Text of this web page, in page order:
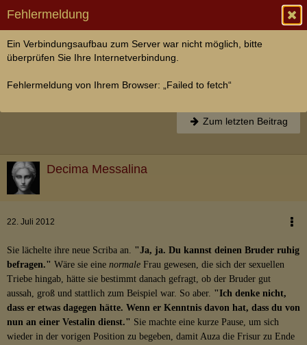
Atrium Vestae
Zum letzten Beitrag
Decima Messalina
22. Juli 2012
Sie lächelte ihre neue Scriba an. "Ja, ja. Du kannst deinen Bruder ruhig
befragen." Wäre sie eine normale Frau gewesen, die sich der sexuellen
Triebe hingab, hätte sie bestimmt danach gefragt, ob der Bruder gut
aussah, groß und stattlich zum Beispiel war. So aber. "Ich denke nicht,
dass er etwas dagegen hätte. Wenn er Kenntnis davon hat, dass du von
nun an einer Vestalin dienst." Sie machte eine kurze Pause, um sich
wieder in der vorigen Position zu begeben, damit Auza die Frisur zu Ende
Fehlermeldung
Ein Verbindungsaufbau zum Server war nicht möglich, bitte
überprüfen Sie Ihre Internetverbindung.
Fehlermeldung von Ihrem Browser: „Failed to fetch“